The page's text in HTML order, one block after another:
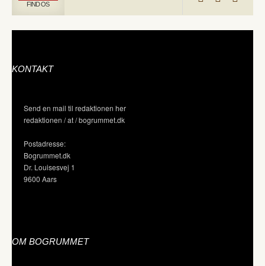
FIND OS
KONTAKT
Send en mail til redaktionen her
redaktionen / at / bogrummet.dk
Postadresse:
Bogrummet.dk
Dr. Louisesvej 1
9600 Aars
OM BOGRUMMET